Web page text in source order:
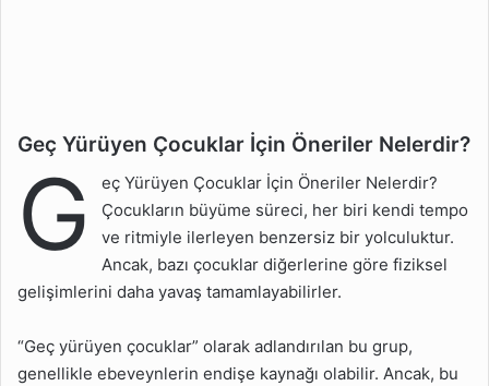
Geç Yürüyen Çocuklar
Çocuğun Geç Yürümesi
Normal midir?
Çocuğun Geç
Yürümesinin Sebepleri
Yürüyemeyen Çocuklar
İçin Ne Zaman
Geç Yürüyen Çocuklar İçin Öneriler Nelerdir?
G
eç Yürüyen Çocuklar İçin Öneriler Nelerdir?
Çocukların büyüme süreci, her biri kendi tempo
ve ritmiyle ilerleyen benzersiz bir yolculuktur.
Ancak, bazı çocuklar diğerlerine göre fiziksel
gelişimlerini daha yavaş tamamlayabilirler.
“Geç yürüyen çocuklar” olarak adlandırılan bu grup,
genellikle ebeveynlerin endişe kaynağı olabilir. Ancak, bu